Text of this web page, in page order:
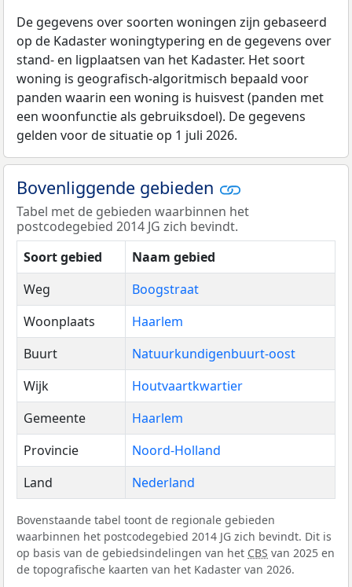
De gegevens over soorten woningen zijn gebaseerd
op de Kadaster woningtypering en de gegevens over
stand- en ligplaatsen van het Kadaster. Het soort
woning is geografisch-algoritmisch bepaald voor
panden waarin een woning is huisvest (panden met
een woonfunctie als gebruiksdoel). De gegevens
gelden voor de situatie op 1 juli 2026.
Bovenliggende gebieden
Tabel met de gebieden waarbinnen het
postcodegebied 2014 JG zich bevindt.
Soort gebied
Naam gebied
Weg
Boogstraat
Woonplaats
Haarlem
Buurt
Natuurkundigenbuurt-oost
Wijk
Houtvaartkwartier
Gemeente
Haarlem
Provincie
Noord-Holland
Land
Nederland
Bovenstaande tabel toont de regionale gebieden
waarbinnen het postcodegebied 2014 JG zich bevindt. Dit is
op basis van de gebiedsindelingen van het CBS van 2025 en
de topografische kaarten van het Kadaster van 2026.